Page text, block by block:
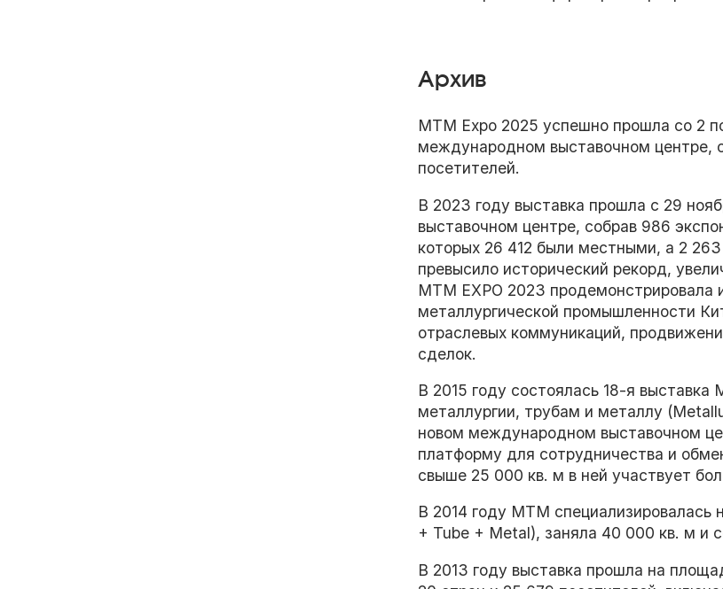
Архив
MTM Expo 2025 успешно прошла со 2
международном выставочном центре,
посетителей.
В 2023 году выставка прошла с 29
выставочном центре, собрав 986
которых 26 412 были местными, а 2
превысило исторический рекорд,
MTM EXPO 2023
металлургической промышленности
отраслевых коммуникаций,
сделок.
В 2015 году состоялась 18-я
металлургии, трубам и металлу
новом международном выставочном
платформу для сотрудничества и
свыше 25 000 кв. м в ней участвует
В 2014 году MTM специализировалась
+ Tube + Metal), заняла 40 000 кв. м и
В 2013 году выставка прошла на